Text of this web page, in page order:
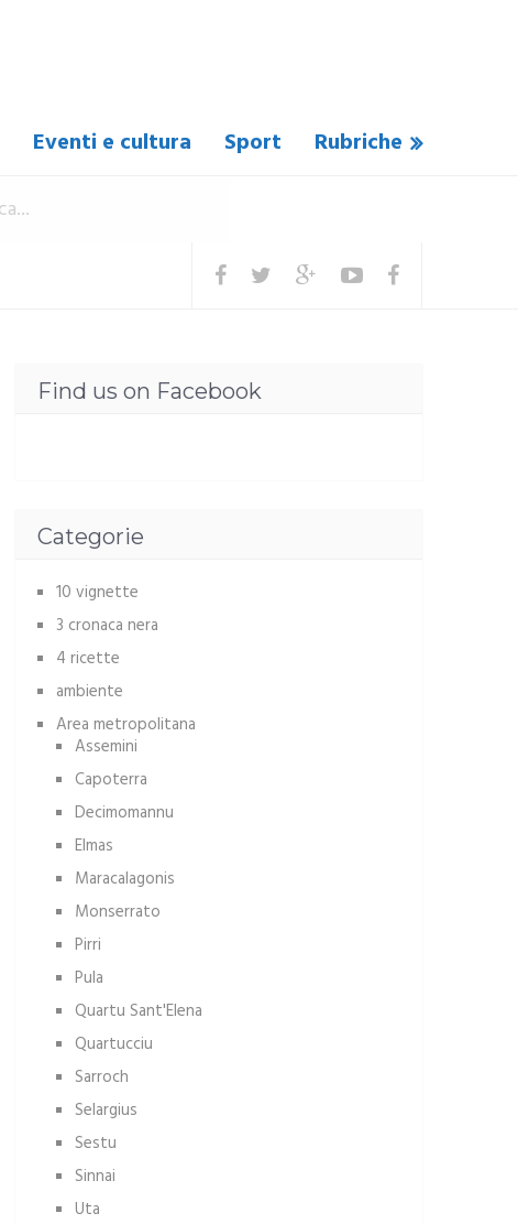
Eventi e cultura Sport Rubriche
Find us on Facebook
Categorie
10 vignette
3 cronaca nera
4 ricette
ambiente
Area metropolitana
Assemini
Capoterra
Decimomannu
Elmas
Maracalagonis
Monserrato
Pirri
Pula
Quartu Sant'Elena
Quartucciu
Sarroch
Selargius
Sestu
Sinnai
Uta